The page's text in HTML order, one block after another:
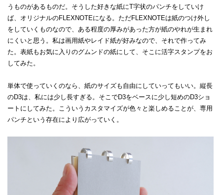
うものがあるものだ。そうした好きな紙にT字状のパンチをしていけ
ば、オリジナルのFLEXNOTEになる。ただFLEXNOTEは紙のつけ外し
をしていくものなので、ある程度の厚みがあった方が紙のやれが生まれ
にくいと思う。私は画用紙やレイド紙が好みなので、それで作ってみ
た。表紙もお気に入りのグムンドの紙にして、そこに活字スタンプをお
してみた。
単体で使っていくのなら、紙のサイズも自由にしていってもいい。縦長
のD3は、私には少し長すぎる。そこでD3をベースに少し短めのD3ショ
ートにしてみた。こういうカスタマイズが色々と楽しめることが、専用
パンチという存在により広がっていく。